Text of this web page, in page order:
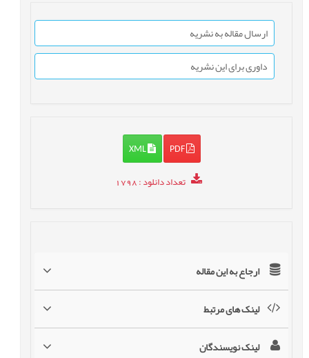
ارسال مقاله به نشریه
داوری برای این نشریه
PDF
XML
تعداد دانلود: 1798
ارجاع به این مقاله
لینک های مرتبط
لینک نویسندگان